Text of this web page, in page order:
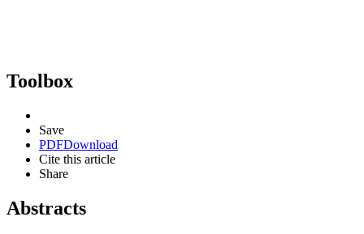
Toolbox
Save
PDFDownload
Cite this article
Share
Abstracts